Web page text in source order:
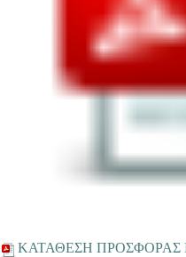
ΚΑΤΑΘΕΣΗ ΠΡΟΣΦΟΡΑΣ